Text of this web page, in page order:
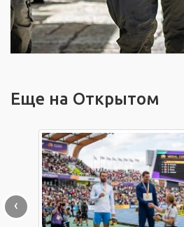
Еще на Открытом
‹